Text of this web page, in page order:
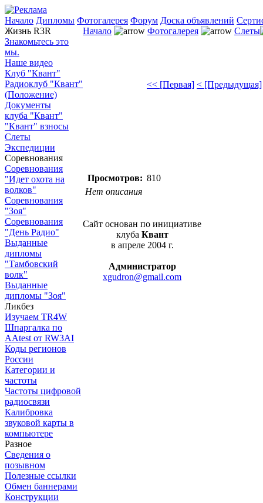
Начало Дипломы Фотогалерея Форум Доска объявлений
Жизнь R3R
Знакомьтесь это
мы.
Наше видео
Клуб "Квант"
Радиоклуб "Квант"
(Положение)
Документы
клуба "Квант"
"Квант" взносы
Слеты
Экспедиции
Соревнования
Соревнования
"Идет охота на
волков"
Соревнования
"Зоя"
Соревнования
"День Радио"
Выданные
дипломы
"Тамбовский
волк"
Выданные
дипломы "Зоя"
Ликбез
Изучаем TR4W
Шпаргалка по
AAtest от RW3AI
Коды регионов
России
Категории и
частоты
Частоты цифровой
радиосвязи
Калибровка
звуковой карты в
компьютере
Разное
Сведения о
позывном
Полезные ссылки
Обмен баннерами
Конструкции
Начало Фотогалерея Слеты
<< [Первая] < [Предыдущая]
Просмотров: 810
Нет описания
Сайт основан по инициативе
клуба Квант
в апреле 2004 г.
Администратор
xgudron@gmail.com